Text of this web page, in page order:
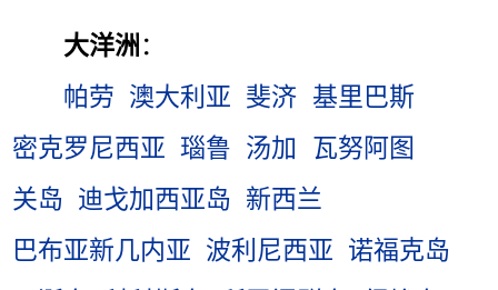
大洋洲 ：
帕劳 澳大利亚 斐济 基里巴斯
密克罗尼西亚 瑙鲁 汤加
瓦努阿图
关岛 迪戈加西亚岛 新西兰
巴布亚新几内亚 波利尼西亚 诺福克岛